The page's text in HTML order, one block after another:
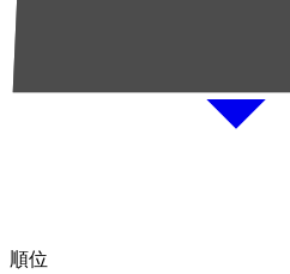
順位